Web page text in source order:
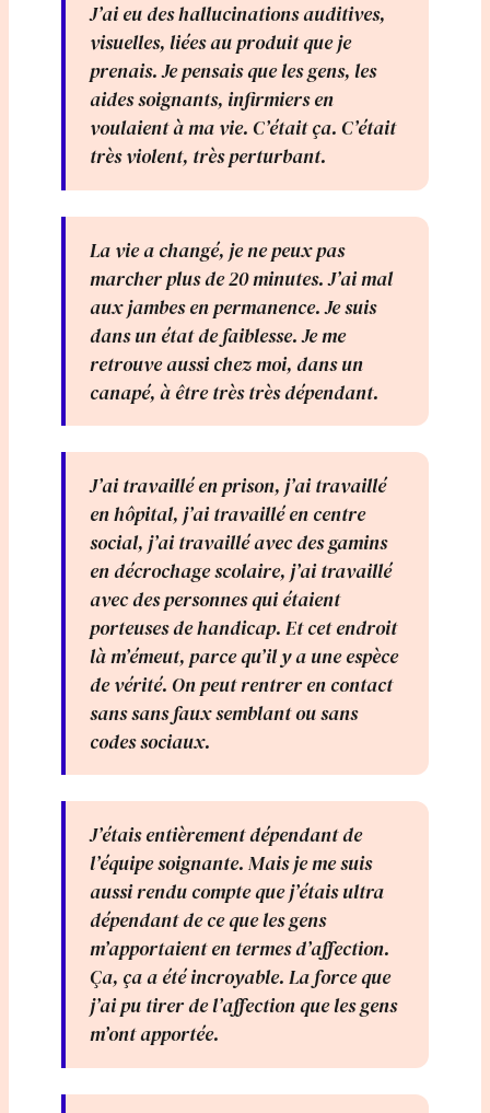
J’ai eu des hallucinations auditives,
visuelles, liées au produit que je
prenais. Je pensais que les gens, les
aides soignants, infirmiers en
voulaient à ma vie. C’était ça. C’était
très violent, très perturbant.
La vie a changé, je ne peux pas
marcher plus de 20 minutes. J’ai mal
aux jambes en permanence. Je suis
dans un état de faiblesse. Je me
retrouve aussi chez moi, dans un
canapé, à être très très dépendant.
J’ai travaillé en prison, j’ai travaillé
en hôpital, j’ai travaillé en centre
social, j’ai travaillé avec des gamins
en décrochage scolaire, j’ai travaillé
avec des personnes qui étaient
porteuses de handicap. Et cet endroit
là m’émeut, parce qu’il y a une espèce
de vérité. On peut rentrer en contact
sans sans faux semblant ou sans
codes sociaux.
J’étais entièrement dépendant de
l’équipe soignante. Mais je me suis
aussi rendu compte que j’étais ultra
dépendant de ce que les gens
m’apportaient en termes d’affection.
Ça, ça a été incroyable. La force que
j’ai pu tirer de l’affection que les gens
m’ont apportée.